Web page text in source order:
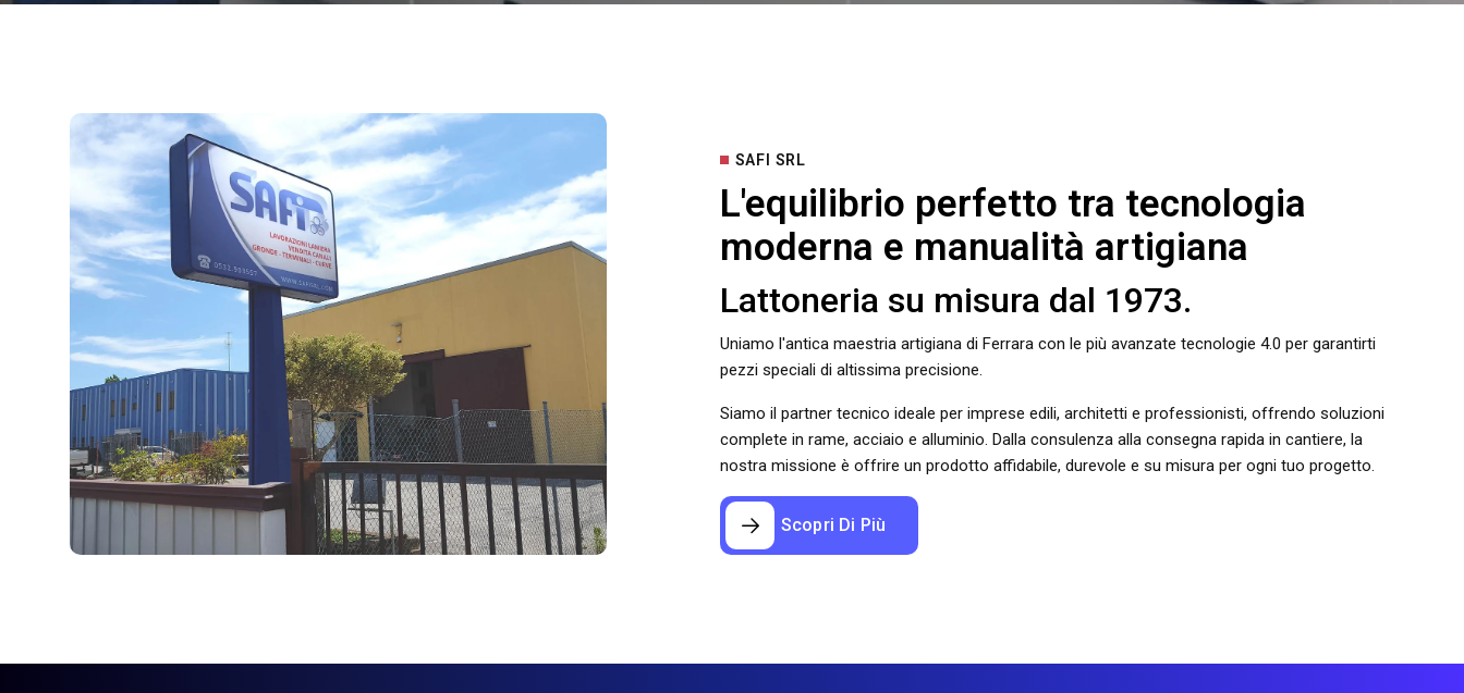
SAFI SRL
L'equilibrio perfetto tra tecnologia
moderna e manualità artigiana
Lattoneria su misura dal 1973.
Uniamo l'antica maestria artigiana di Ferrara con le più avanzate tecnologie 4.0 per garantirti
pezzi speciali di altissima precisione.
Siamo il partner tecnico ideale per imprese edili, architetti e professionisti, offrendo soluzioni
complete in rame, acciaio e alluminio. Dalla consulenza alla consegna rapida in cantiere, la
nostra missione è offrire un prodotto affidabile, durevole e su misura per ogni tuo progetto.
Scopri Di Più